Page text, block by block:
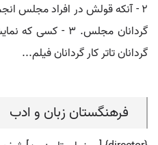
۲ - آنکه قولش در افراد مجلس
گردانان مجلس. ۳ -
گردانان تاتر کار گردانان فیلم...
فرهنگستان زبان و ادب